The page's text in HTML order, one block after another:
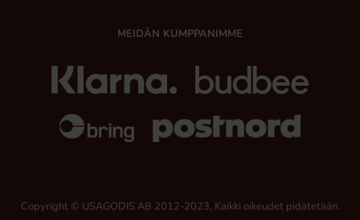
MEIDÄN KUMPPANIMME
Copyright © USAGODIS AB 2012-2023, Kaikki oikeudet pidätetään.